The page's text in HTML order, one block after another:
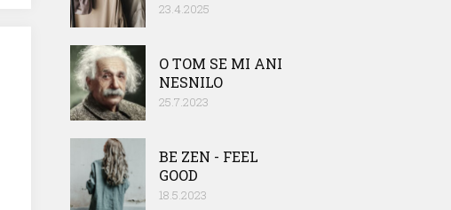
23.4.2025
O TOM SE MI ANI
NESNILO
25.7.2023
BE ZEN - FEEL
GOOD
18.5.2023